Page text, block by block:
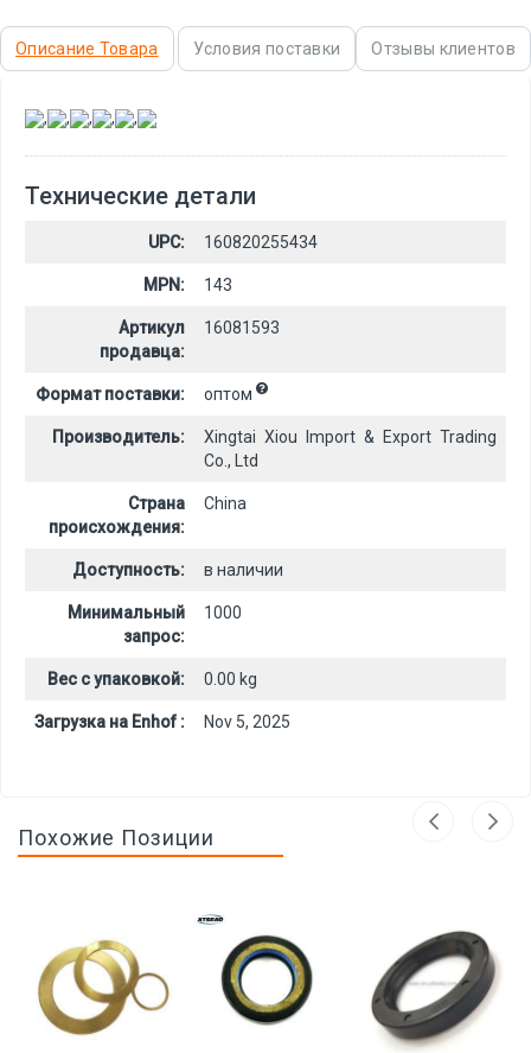
Описание Товара Условия поставки Отзывы клиентов
, , , , ,
Технические детали
UPC: 160820255434
MPN: 143
Артикул
продавца:
16081593
Формат поставки: оптом
Производитель:
Xingtai Xiou Import & Export Trading
Co., Ltd
Страна
происхождения:
China
Доступность: в наличии
Минимальный
запрос:
1000
Вес с упаковкой: 0.00 kg
Загрузка на Enhof : Nov 5, 2025
Похожие Позиции